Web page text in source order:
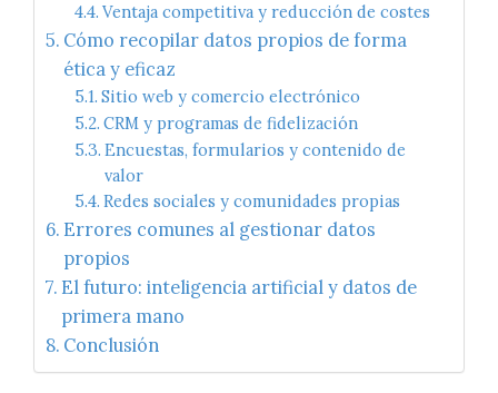
Ventaja competitiva y reducción de costes
Cómo recopilar datos propios de forma
ética y eficaz
Sitio web y comercio electrónico
CRM y programas de fidelización
Encuestas, formularios y contenido de
valor
Redes sociales y comunidades propias
Errores comunes al gestionar datos
propios
El futuro: inteligencia artificial y datos de
primera mano
Conclusión